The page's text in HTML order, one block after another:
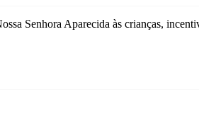
Senhora Aparecida às crianças,